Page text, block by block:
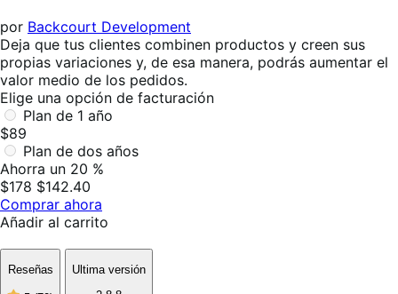
por Backcourt Development
Deja que tus clientes combinen productos y creen sus
propias variaciones y, de esa manera, podrás aumentar el
valor medio de los pedidos.
Elige una opción de facturación
Plan de 1 año
$89
Plan de dos años
Ahorra un 20 %
$178 $142.40
Comprar ahora
Añadir al carrito
Reseñas
Ultima versión